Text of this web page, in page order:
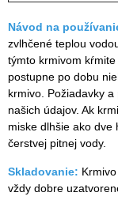
Návod na
zvlhčené teplou
týmto krmivom
postupne po dobu
krmivo. Požiadavky
našich údajov. Ak
miske dlhšie ako dve
čerstvej pitnej vody.
Skladovanie:
vždy dobre